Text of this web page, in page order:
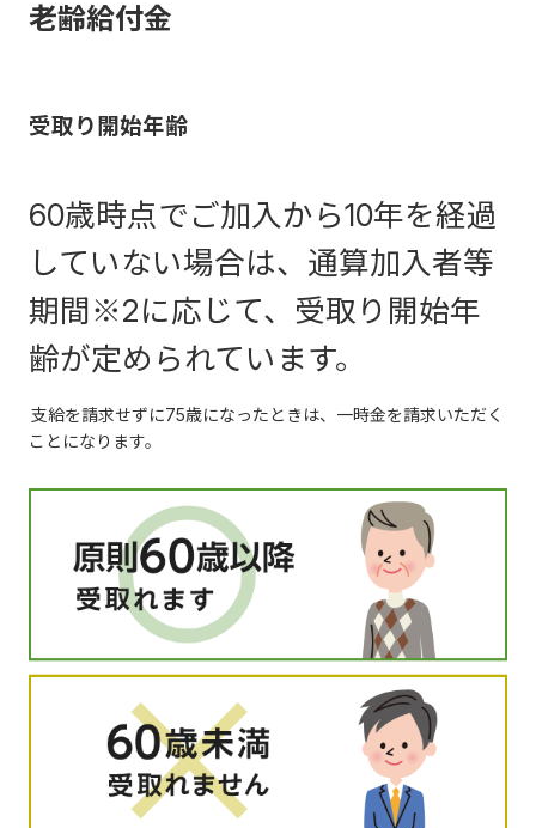
老齢給付金
受取り開始年齢
60歳時点でご加入から10年を経過
していない場合は、通算加入者等
期間※2に応じて、受取り開始年
齢が定められています。
支給を請求せずに75歳になったときは、一時金を請求いただく
ことになります。